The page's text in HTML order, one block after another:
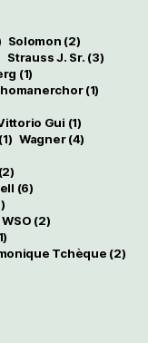
Solomon (2)
Strauss J. Sr. (3)
(1)
(1)
Gui (1)
(1) Wagner(4)
(2)
(6)
WSO (2)
Tchèque (2)